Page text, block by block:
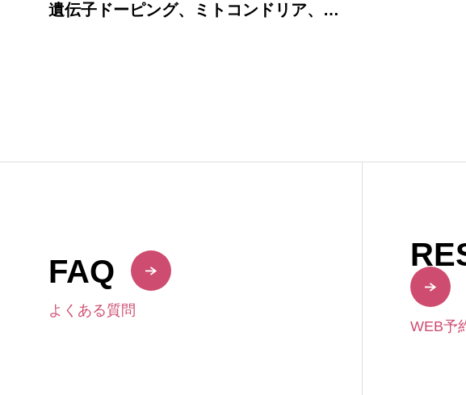
遺伝子ドーピング、ミトコンドリア、そ
FAQ
よくある質問
WEB予